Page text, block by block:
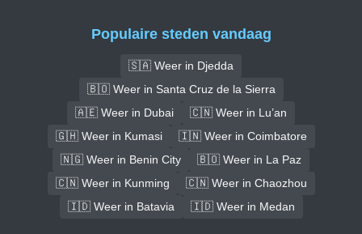
Populaire steden vandaag
🇸🇦 Weer in Djedda
🇧🇴 Weer in Santa Cruz de la Sierra
🇦🇪 Weer in Dubai
🇨🇳 Weer in Lu’an
🇬🇭 Weer in Kumasi
🇮🇳 Weer in Coimbatore
🇳🇬 Weer in Benin City
🇧🇴 Weer in La Paz
🇨🇳 Weer in Kunming
🇨🇳 Weer in Chaozhou
🇮🇩 Weer in Batavia
🇮🇩 Weer in Medan